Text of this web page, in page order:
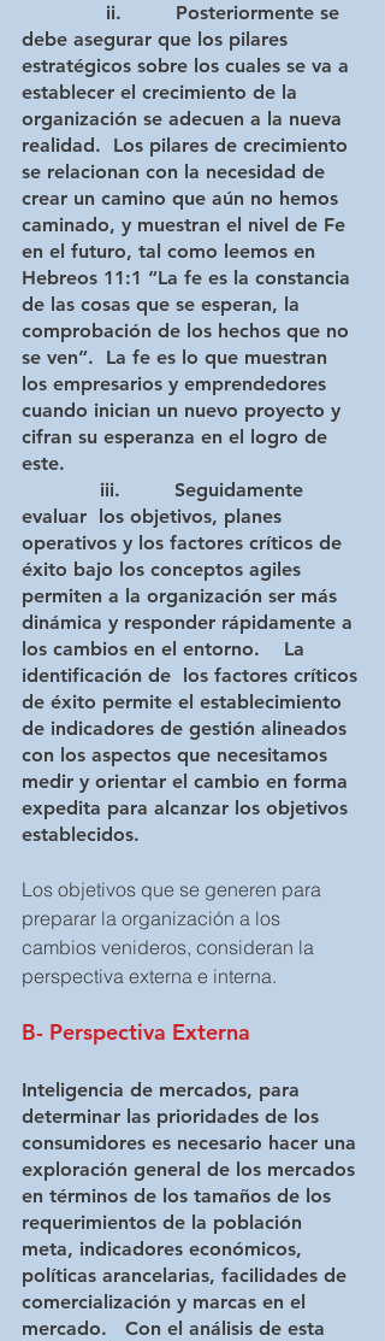
debe asegurar que los pilares
estratégicos sobre los cuales se va a
establecer el crecimiento de la
organización se adecuen a la nueva
realidad.  Los pilares de crecimiento
se relacionan con la necesidad de
crear un camino que aún no hemos
caminado, y muestran el nivel de Fe
en el futuro, tal como leemos en
Hebreos 11:1 “La fe es la constancia
de las cosas que se esperan, la
comprobación de los hechos que no
se ven”.  La fe es lo que muestran
los empresarios y emprendedores
cuando inician un nuevo proyecto y
cifran su esperanza en el logro de
este.
evaluar  los objetivos, planes
operativos y los factores críticos de
éxito bajo los conceptos agiles
permiten a la organización ser más
dinámica y responder rápidamente a
los cambios en el entorno.    La
identificación de  los factores críticos
de éxito permite el establecimiento
de indicadores de gestión alineados
con los aspectos que necesitamos
medir y orientar el cambio en forma
expedita para alcanzar los objetivos
establecidos.
Los objetivos que se generen para
preparar la organización a los
cambios venideros, consideran la
perspectiva externa e interna.
B- Perspectiva Externa
Inteligencia de mercados, para
determinar las prioridades de los
consumidores es necesario hacer una
exploración general de los mercados
en términos de los tamaños de los
requerimientos de la población
meta, indicadores económicos,
políticas arancelarias, facilidades de
comercialización y marcas en el
mercado.   Con el análisis de esta